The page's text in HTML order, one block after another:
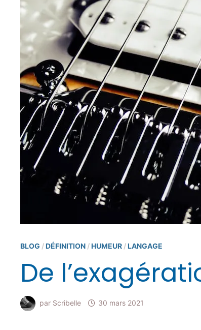
BLOG /DÉFINITION /HUMEUR /LANGAGE
De
par Scribelle 30 mars 2021